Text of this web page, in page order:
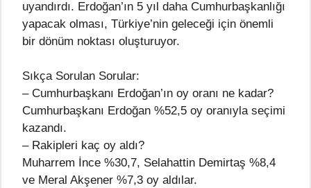
uyandırdı. Erdoğan’ın 5 yıl daha Cumhurbaşkanlığı
yapacak olması, Türkiye’nin geleceği için önemli
bir dönüm noktası oluşturuyor.
Sıkça Sorulan Sorular:
– Cumhurbaşkanı Erdoğan’ın oy oranı ne kadar?
Cumhurbaşkanı Erdoğan %52,5 oy oranıyla seçimi
kazandı.
– Rakipleri kaç oy aldı?
Muharrem İnce %30,7, Selahattin Demirtaş %8,4
ve Meral Akşener %7,3 oy aldılar.